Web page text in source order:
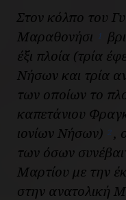
Στον κόλπο του
Μαραθονήσι
1
έξι πλοία (τρία
Νήσων και τρία
των οποίων το
καπετάνιου
ιονίων Νήσων) 2 ,
των όσων
Μαρτίου με την
στην ανατολική